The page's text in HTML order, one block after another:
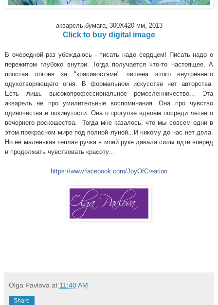
акварель,бумага, 300Х420 мм, 2013
Click to buy digital image
В очередной раз убеждаюсь - писать надо сердцем! Писать надо о
пережитом глубоко внутри. Тогда получается что-то настоящее. А
простая погоня за "красивостями" лишена этого внутреннего
одухотворяющего огня. В формальном искусстве нет авторства.
Есть лишь высокопрофессиональное ремесленничество... Эта
акварель не про умилительные воспоминания. Она про чувство
одиночества и покинутости. Она о прогулке вдвоём посреди летнего
вечернего роскошества. Тогда мне казалось, что мы совсем одни в
этом прекрасном мире под полной луной...И никому до нас нет дела.
Но её маленькая теплая ручка в моей руке давала силы идти вперёд
и продолжать чувствовать красоту...
https://www.facebook.com/JoyOfCreation
Olga Pavlova at 11:40 AM
Share